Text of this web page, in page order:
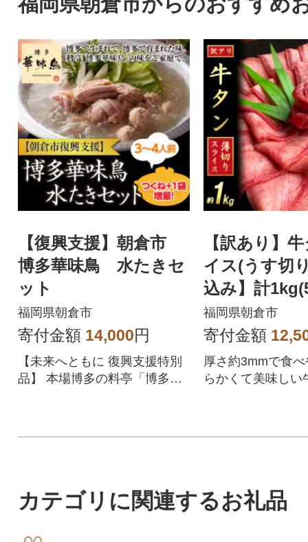
【復興支援】朝倉市
博多華味鳥 水たきセ
ット
福岡県朝倉市
寄付金額 14,000円
【未来へともに 復興支援特別
品】 本場博多の料亭「博多華
【訳あり】
イス(うす切
込み】計
パック)
福岡県朝倉市
寄付金額
厚さ約3mmで食
らかくて美味しい
カテゴリに関連するお礼品